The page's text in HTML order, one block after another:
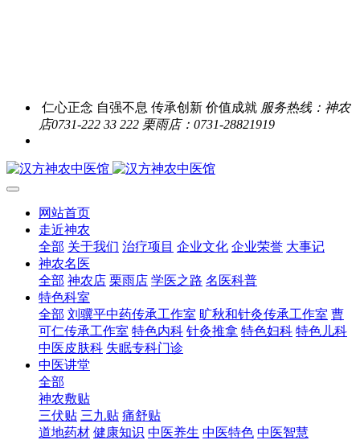
仁心正念 自强不息 传承创新 价值成就 服务热线：神农
店0731-222 33 222 栗雨店：0731-28821919
网站首页
走近神农
全部 关于我们 治疗项目 企业文化 企业荣誉 大事记
神农名医
全部 神农店 栗雨店 学医之路 名医科普
特色科室
全部 刘骥平中药传承工作室 旷秋和针灸传承工作室 曹
可仁传承工作室 特色内科 针灸推拿 特色妇科 特色儿科
中医皮肤科 失眠专科门诊
中医讲堂
全部
神农敷贴
三伏贴 三九贴 痛舒贴
道地药材 健康知识 中医养生 中医特色 中医智慧